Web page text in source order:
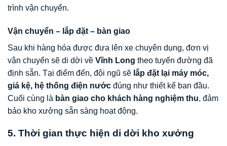
trình vận chuyển.
Vận chuyển – lắp đặt – bàn giao
Sau khi hàng hóa được đưa lên xe chuyên dụng, đơn vị
vận chuyển sẽ di dời về Vĩnh Long theo tuyến đường đã
định sẵn. Tại điểm đến, đội ngũ sẽ lắp đặt lại máy móc,
giá kệ, hệ thống điện nước đúng như thiết kế ban đầu.
Cuối cùng là bàn giao cho khách hàng nghiệm thu, đảm
bảo kho xưởng sẵn sàng hoạt động.
5. Thời gian thực hiện di dời kho xưởng